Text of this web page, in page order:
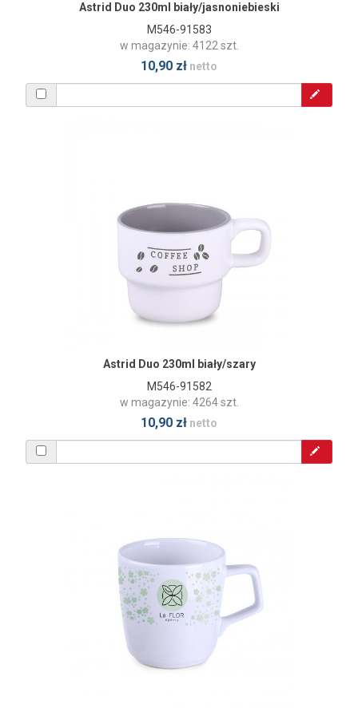
Astrid Duo 230ml biały/jasnoniebieski
M546-91583
w magazynie: 4122 szt.
10,90 zł netto
Astrid Duo 230ml biały/szary
M546-91582
w magazynie: 4264 szt.
10,90 zł netto